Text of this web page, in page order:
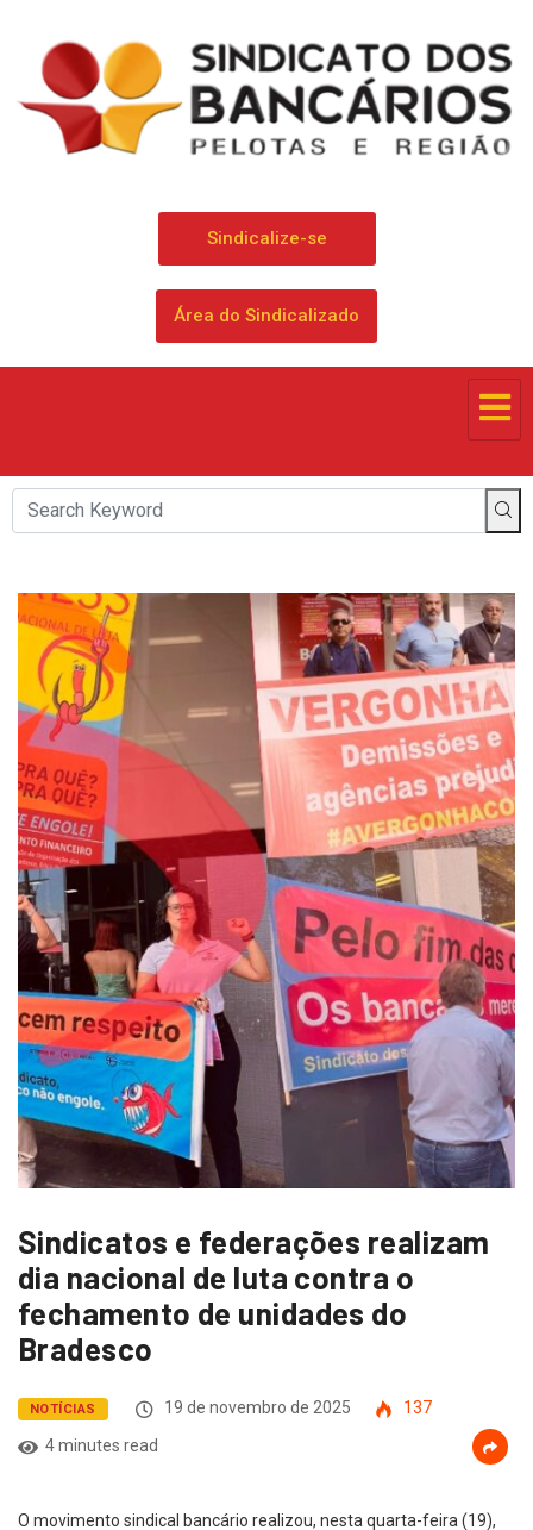
Sindicalize-se
Área do Sindicalizado
Sindicatos e federações realizam
dia nacional de luta contra o
fechamento de unidades do
Bradesco
NOTÍCIAS 19 de novembro de 2025
137
4 minutes read
O movimento sindical bancário realizou, nesta quarta-feira (19),